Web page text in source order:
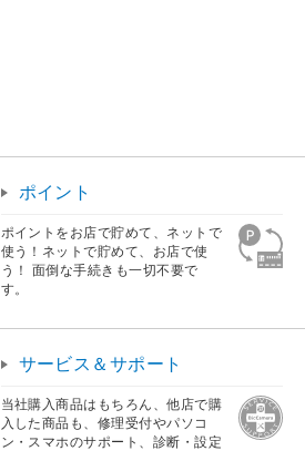
ポイント
ポイントをお店で貯めて、ネットで
使う！ネットで貯めて、お店で使
う！ 面倒な手続きも一切不要で
す。
サービス＆サポート
当社購入商品はもちろん、他店で購
入した商品も、修理受付やパソコ
ン・スマホのサポート、診断・設定